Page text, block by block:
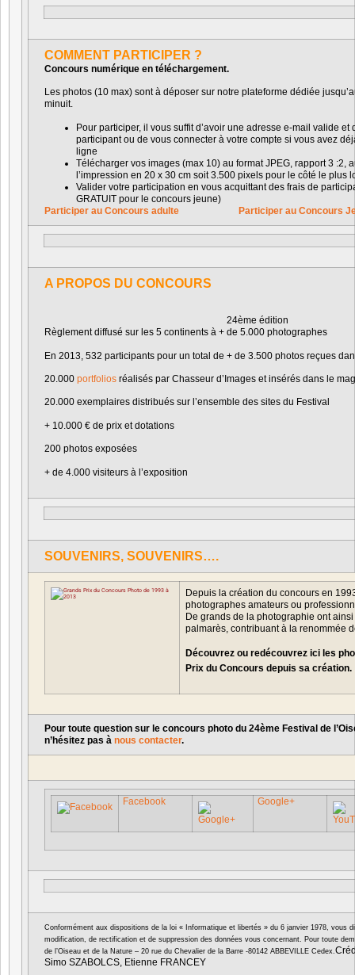
COMMENT PARTICIPER ?
Concours numérique en téléchargement.
Les photos (10 max) sont à déposer sur notre plateforme dédiée
minuit.
Pour participer, il vous suffit d’avoir une adresse e-mail valide et
participant ou de vous connecter à votre compte si vous avez
ligne
Télécharger vos images (max 10) au format JPEG, rapport 3 :2,
l’impression en 20 x 30 cm soit 3.500 pixels pour le côté le plus
Valider votre participation en vous acquittant des frais de
GRATUIT pour le concours jeune)
Participer au Concours adulte
Participer au Concours
A PROPOS DU CONCOURS
24ème édition
Règlement diffusé sur les 5 continents à + de 5.000 photographes
En 2013, 532 participants pour un total de + de 3.500 photos reçues
20.000 portfolios réalisés par Chasseur d’Images et insérés dans le
20.000 exemplaires distribués sur l’ensemble des sites du Festival
+ 10.000 € de prix et dotations
200 photos exposées
+ de 4.000 visiteurs à l’exposition
SOUVENIRS, SOUVENIRS….
Depuis la création du concours en
photographes amateurs ou
De grands de la photographie ont
palmarès, contribuant à la renommée
Découvrez ou redécouvrez ici les
Prix du Concours depuis sa création.
Pour toute question sur le concours photo du 24ème Festival de
n’hésitez pas à nous contacter.
Facebook Google+
Conformément aux dispositions de la loi « Informatique et libertés » du 6 janvier 1978, vous
modification, de rectification et de suppression des données vous concernant. Pour toute
de l’Oiseau et de la Nature – 20 rue du Chevalier de la Barre -80142 ABBEVILLE Cedex.
Simo SZABOLCS, Etienne FRANCEY